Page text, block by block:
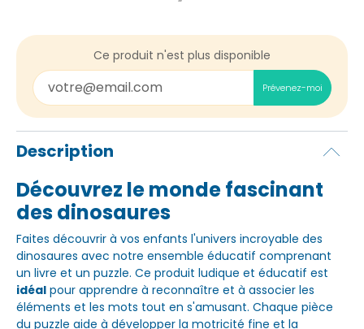
Ce produit n'est plus disponible
Prévenez-moi
Description
Découvrez le monde fascinant
des dinosaures
Faites découvrir à vos enfants l'univers incroyable des
dinosaures avec notre ensemble éducatif comprenant
un livre et un puzzle. Ce produit ludique et éducatif est
idéal pour apprendre à reconnaître et à associer les
éléments et les mots tout en s'amusant. Chaque pièce
du puzzle aide à développer la motricité fine et la